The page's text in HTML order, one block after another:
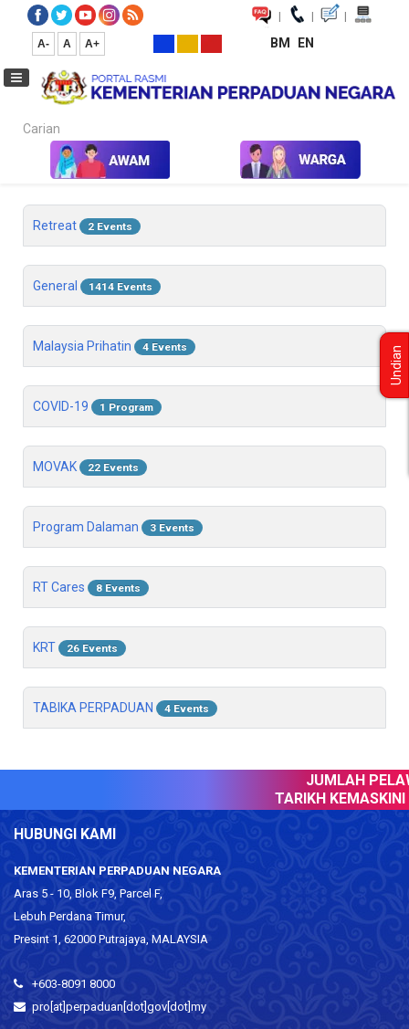
| | |
A- A A+ BM EN
Carian...
Laman Utama
Retreat 2 Events
General 1414 Events
Malaysia Prihatin 4 Events
COVID-19 1 Program
MOVAK 22 Events
Program Dalaman 3 Events
RT Cares 8 Events
KRT 26 Events
TABIKA PERPADUAN 4 Events
JUMLAH
TARIKH KEMASKINI :
HUBUNGI KAMI
KEMENTERIAN PERPADUAN NEGARA
Aras 5 - 10, Blok F9, Parcel F,
Lebuh Perdana Timur,
Presint 1, 62000 Putrajaya, MALAYSIA
+603-8091 8000
pro[at]perpaduan[dot]gov[dot]my
Undian